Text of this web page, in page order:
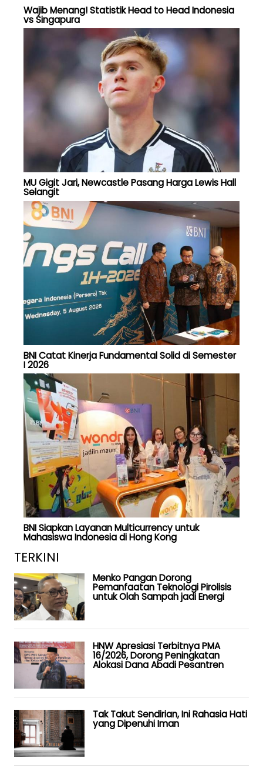
Wajib Menang! Statistik Head to Head Indonesia
vs Singapura
MU Gigit Jari, Newcastle Pasang Harga Lewis Hall
Selangit
BNI Catat Kinerja Fundamental Solid di Semester
I 2026
BNI Siapkan Layanan Multicurrency untuk
Mahasiswa Indonesia di Hong Kong
TERKINI
Menko Pangan Dorong
Pemanfaatan Teknologi Pirolisis
untuk Olah Sampah jadi Energi
HNW Apresiasi Terbitnya PMA
16/2026, Dorong Peningkatan
Alokasi Dana Abadi Pesantren
Tak Takut Sendirian, Ini Rahasia Hati
yang Dipenuhi Iman